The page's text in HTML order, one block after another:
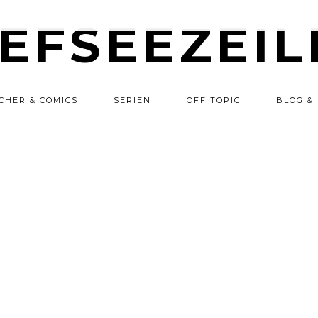
& COMICS SERIEN OFF TOPIC BLOG &